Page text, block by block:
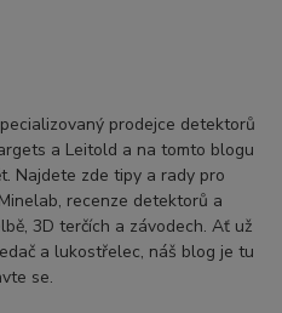
Karlovy Vary
Equinox 900
hledání pokladů
prodejce detektorů
a Leitold a na tomto blogu
Najdete zde tipy a rady pro
recenze detektorů a
3D terčích a závodech. Ať už
a lukostřelec, náš blog je tu
se.